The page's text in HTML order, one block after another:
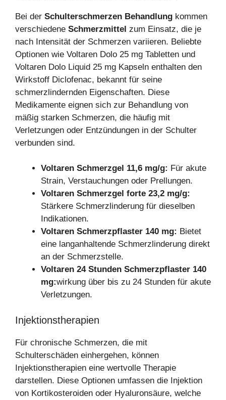
Bei der Schulterschmerzen Behandlung kommen
verschiedene Schmerzmittel zum Einsatz, die je
nach Intensität der Schmerzen variieren. Beliebte
Optionen wie Voltaren Dolo 25 mg Tabletten und
Voltaren Dolo Liquid 25 mg Kapseln enthalten den
Wirkstoff Diclofenac, bekannt für seine
schmerzlindernden Eigenschaften. Diese
Medikamente eignen sich zur Behandlung von
mäßig starken Schmerzen, die häufig mit
Verletzungen oder Entzündungen in der Schulter
verbunden sind.
Voltaren Schmerzgel 11,6 mg/g: Für akute
Strain, Verstauchungen oder Prellungen.
Voltaren Schmerzgel forte 23,2 mg/g:
Stärkere Schmerzlinderung für dieselben
Indikationen.
Voltaren Schmerzpflaster 140 mg: Bietet
eine langanhaltende Schmerzlinderung direkt
an der Schmerzstelle.
Voltaren 24 Stunden Schmerzpflaster 140
mg:wirkung über bis zu 24 Stunden für akute
Verletzungen.
Injektionstherapien
Für chronische Schmerzen, die mit
Schulterschäden einhergehen, können
Injektionstherapien eine wertvolle Therapie
darstellen. Diese Optionen umfassen die Injektion
von Kortikosteroiden oder Hyaluronsäure, welche